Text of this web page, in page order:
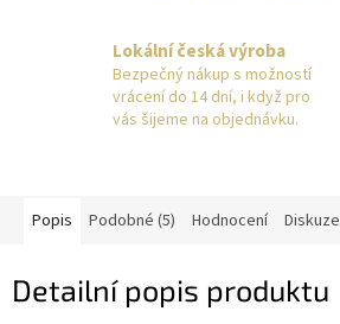
Lokální česká výroba
Bezpečný nákup s možností
vrácení do 14 dní, i když pro
vás šijeme na objednávku.
Popis Podobné (5) Hodnocení Diskuze
Detailní popis produktu